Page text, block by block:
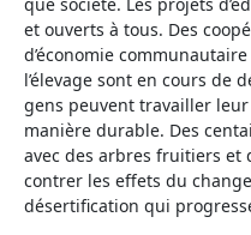
et ouverts à tous. Des
d’économie
l’élevage sont en cours de
gens peuvent travailler
manière durable. Des
avec des arbres fruitiers et
contrer les effets du
désertification qui